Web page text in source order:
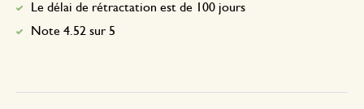
Le délai de rétractation est de 100 jours
Note 4.52 sur 5